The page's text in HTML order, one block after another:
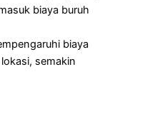
biaya buruh
biaya
semakin